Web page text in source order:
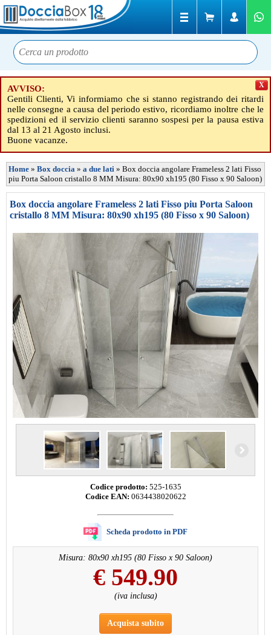
AVVISO:
Gentili Clienti, Vi informiamo che si stanno registrando dei ritardi
nelle consegne a causa del periodo estivo, ricordiamo inoltre che le
spedizioni ed il servizio clienti saranno sospesi per la pausa estiva
dal 13 al 21 Agosto inclusi.
Buone vacanze.
X
Home » Box doccia » a due lati » Box doccia angolare Frameless 2 lati Fisso
piu Porta Saloon cristallo 8 MM Misura: 80x90 xh195 (80 Fisso x 90 Saloon)
Box doccia angolare Frameless 2 lati Fisso piu Porta Saloon
cristallo 8 MM Misura: 80x90 xh195 (80 Fisso x 90 Saloon)
Codice prodotto: 525-1635
Codice EAN: 0634438020622
Scheda prodotto in PDF
Misura: 80x90 xh195 (80 Fisso x 90 Saloon)
€ 549.90
(iva inclusa)
Acquista subito